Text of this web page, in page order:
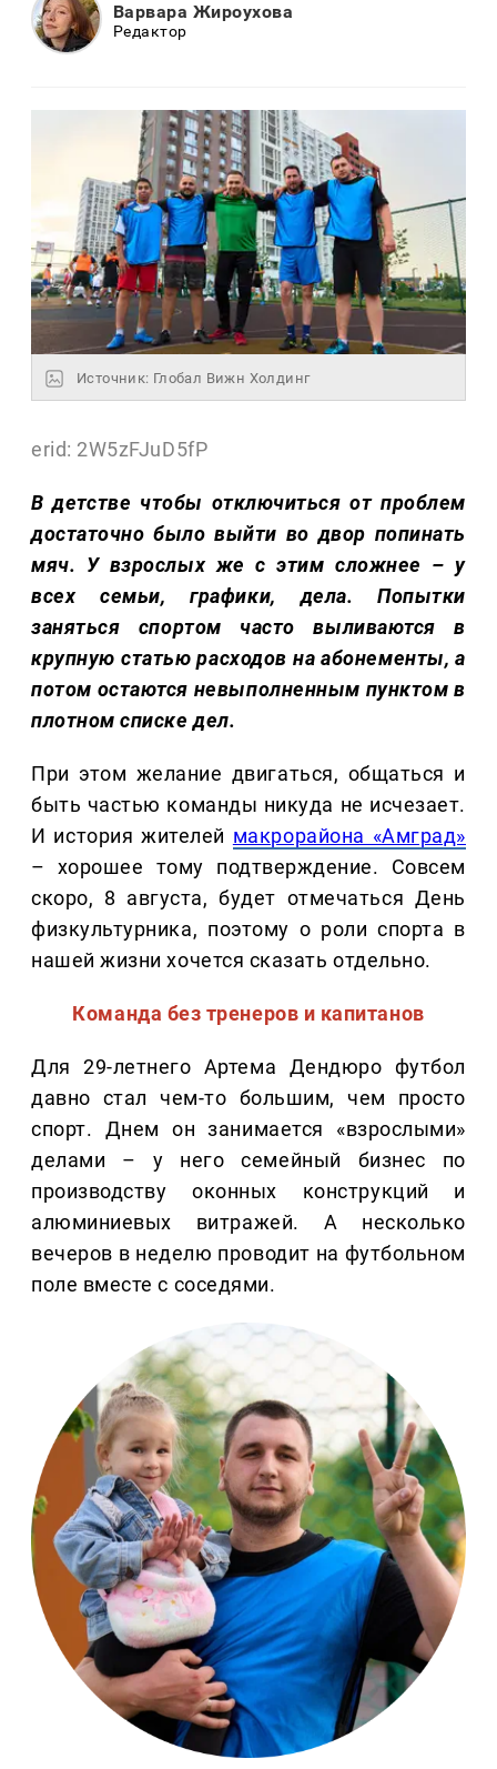
Варвара Жироухова
Редактор
Источник: Глобал Вижн Холдинг
erid: 2W5zFJuD5fP
В детстве чтобы отключиться от проблем
достаточно было выйти во двор попинать
мяч. У взрослых же с этим сложнее – у
всех семьи, графики, дела. Попытки
заняться спортом часто выливаются в
крупную статью расходов на абонементы, а
потом остаются невыполненным пунктом в
плотном списке дел.
При этом желание двигаться, общаться и
быть частью команды никуда не исчезает.
И история жителей макрорайона «Амград»
– хорошее тому подтверждение. Совсем
скоро, 8 августа, будет отмечаться День
физкультурника, поэтому о роли спорта в
нашей жизни хочется сказать отдельно.
Команда без тренеров и капитанов
Для 29-летнего Артема Дендюро футбол
давно стал чем-то большим, чем просто
спорт. Днем он занимается «взрослыми»
делами – у него семейный бизнес по
производству оконных конструкций и
алюминиевых витражей. А несколько
вечеров в неделю проводит на футбольном
поле вместе с соседями.